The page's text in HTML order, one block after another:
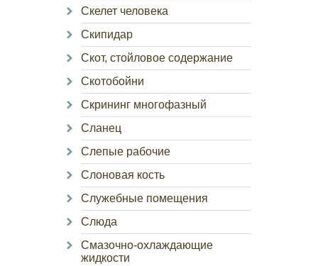
Скелет человека
Скипидар
Скот, стойловое содержание
Скотобойни
Скрининг многофазный
Сланец
Слепые рабочие
Слоновая кость
Служебные помещения
Слюда
Смазочно-охлаждающие
жидкости